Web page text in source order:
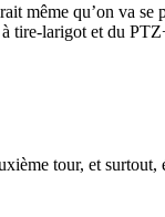
même qu’on va
larigot et du
tour, et surtout,